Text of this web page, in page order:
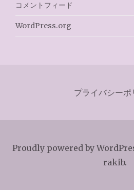
コメントフィード
WordPress.org
プライバシーポ
Proudly powered by
rakib.